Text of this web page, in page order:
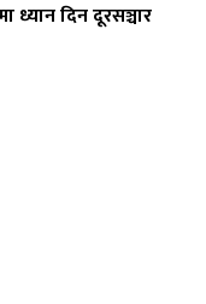
ध्यान दिन दूरसञ्चार